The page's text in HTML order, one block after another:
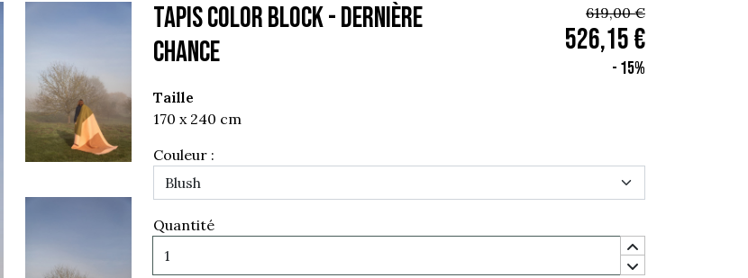
TAPIS COLOR BLOCK - Dernière
chance
619,00 €
526,15 €
- 15%
Taille
170 x 240 cm
Couleur :
Quantité